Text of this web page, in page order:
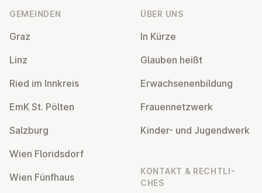
GEMEINDEN
Graz
Linz
Ried im Innkreis
EmK St. Pölten
Salzburg
Wien Flo­rids­dorf
Wien Fünfhaus
ÜBER UNS
In Kürze
Glauben heißt
Er­wach­se­nen­bil­dung
Frau­en­netz­werk
Kinder- und Ju­gend­werk
KONTAKT & RECHT­LI­
CHES